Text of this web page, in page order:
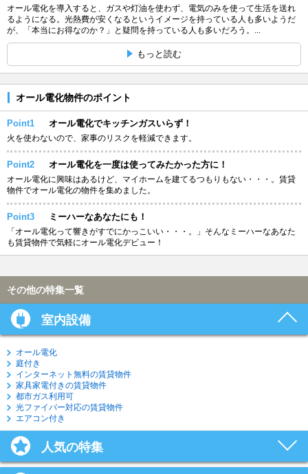
オール電化を導入すると、ガスや灯油を使わず、電気のみを使って生活を送れ
るようになる。光熱費が安くなるというイメージを持っている人も多いようだ
が、「本当にお得なのか？」と疑問を持っている人も多いだろう。...
もっと読む
オール電化物件のポイント
Point1 オール電化でキッチンガスいらず！
火を使わないので、家事のリスクを軽減できます。
Point2 オール電化を一度は使ってみたかった方に！
オール電化に興味はあるけど、マイホームを建てるつもりもない・・・。賃貸
物件でオール電化の物件を集めました。
Point3 ミーハーなあなたにも！
「オール電化って響きがすでにかっこいい・・・。」そんなミーハーなあなた
も賃貸物件で気軽にオール電化デビュー！
その他の特集一覧
室内設備
オール電化
庭付き
インターネット無料の賃貸物件
家具家電付きの賃貸物件
都市ガス利用可
光ファイバー対応の賃貸物件
エアコン付き
人気の特集